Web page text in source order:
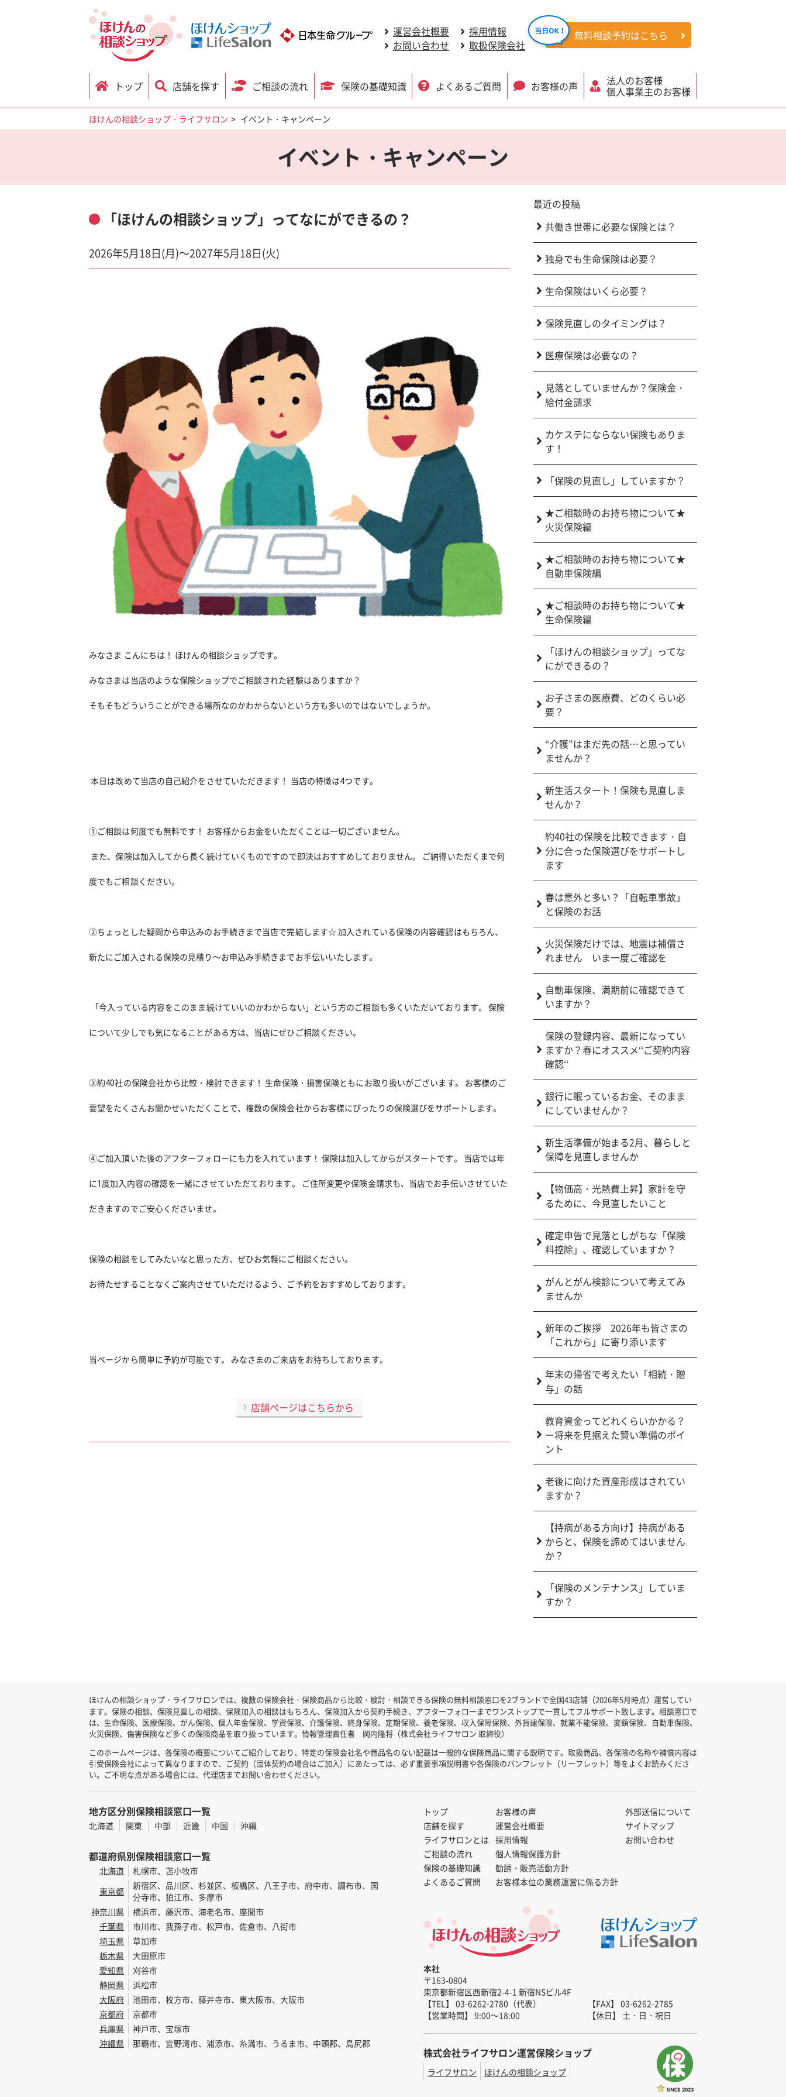
運営会社概要
採用情報
お問い合わせ
取扱保険会社
無料相談予約はこちら
トップ 店舗を探す ご相談の流れ 保険の基礎知識 よくあるご質問 お客様の声 法人のお客様
個人事業主のお客様
ほけんの相談ショップ・ライフサロン イベント・キャンペーン
イベント・キャンペーン
「ほけんの相談ショップ」ってなにができるの？
2026年5月18日(月)～2027年5月18日(火)
みなさま こんにちは！ ほけんの相談ショップです。
みなさまは当店のような保険ショップでご相談された経験はありますか？
そもそもどういうことができる場所なのかわからないという方も多いのではないでしょうか。
本日は改めて当店の自己紹介をさせていただきます！ 当店の特徴は4つです。
①ご相談は何度でも無料です！ お客様からお金をいただくことは一切ございません。
また、保険は加入してから長く続けていくものですので即決はおすすめしておりません。 ご納得いただくまで何
度でもご相談ください。
②ちょっとした疑問から申込みのお手続きまで当店で完結します☆ 加入されている保険の内容確認はもちろん、
新たにご加入される保険の見積り～お申込み手続きまでお手伝いいたします。
「今入っている内容をこのまま続けていいのかわからない」という方のご相談も多くいただいております。 保険
について少しでも気になることがある方は、当店にぜひご相談ください。
③約40社の保険会社から比較・検討できます！ 生命保険・損害保険ともにお取り扱いがございます。 お客様のご
要望をたくさんお聞かせいただくことで、複数の保険会社からお客様にぴったりの保険選びをサポートします。
④ご加入頂いた後のアフターフォローにも力を入れています！ 保険は加入してからがスタートです。 当店では年
に1度加入内容の確認を一緒にさせていただております。 ご住所変更や保険金請求も、当店でお手伝いさせていた
だきますのでご安心くださいませ。
保険の相談をしてみたいなと思った方、ぜひお気軽にご相談ください。
お待たせすることなくご案内させていただけるよう、ご予約をおすすめしております。
当ページから簡単に予約が可能です。 みなさまのご来店をお待ちしております。
店舗ページはこちらから
最近の投稿
共働き世帯に必要な保険とは？
独身でも生命保険は必要？
生命保険はいくら必要？
保険見直しのタイミングは？
医療保険は必要なの？
見落としていませんか？保険金・
給付金請求
カケステにならない保険もありま
す！
「保険の見直し」していますか？
★ご相談時のお持ち物について★
火災保険編
★ご相談時のお持ち物について★
自動車保険編
★ご相談時のお持ち物について★
生命保険編
「ほけんの相談ショップ」ってな
にができるの？
お子さまの医療費、どのくらい必
要？
“介護”はまだ先の話…と思ってい
ませんか？
新生活スタート！保険も見直しま
せんか？
約40社の保険を比較できます・自
分に合った保険選びをサポートし
ます
春は意外と多い？「自転車事故」
と保険のお話
火災保険だけでは、地震は補償さ
れません いま一度ご確認を
自動車保険、満期前に確認できて
いますか？
保険の登録内容、最新になってい
ますか？春にオススメ‘‘ご契約内容
確認‘‘
銀行に眠っているお金、そのまま
にしていませんか？
新生活準備が始まる2月、暮らしと
保障を見直しませんか
【物価高・光熱費上昇】家計を守
るために、今見直したいこと
確定申告で見落としがちな「保険
料控除」、確認していますか？
がんとがん検診について考えてみ
ませんか
新年のご挨拶 2026年も皆さまの
「これから」に寄り添います
年末の帰省で考えたい「相続・贈
与」の話
教育資金ってどれくらいかかる？
ー将来を見据えた賢い準備のポイ
ント
老後に向けた資産形成はされてい
ますか？
【持病がある方向け】持病がある
からと、保険を諦めてはいません
か？
「保険のメンテナンス」していま
すか？
ほけんの相談ショップ・ライフサロンでは、複数の保険会社・保険商品から比較・検討・相談できる保険の無料相談窓口を2ブランドで全国43店舗（2026年5月時点）運営してい
ます。保険の相談、保険見直しの相談、保険加入の相談はもちろん、保険加入から契約手続き、アフターフォローまでワンストップで一貫してフルサポート致します。相談窓口で
は、生命保険、医療保険、がん保険、個人年金保険、学資保険、介護保険、終身保険、定期保険、養老保険、収入保障保険、外貨建保険、就業不能保険、変額保険、自動車保険、
火災保険、傷害保険など多くの保険商品を取り扱っています。情報管理責任者 岡内隆将（株式会社ライフサロン 取締役）
このホームページは、各保険の概要についてご紹介しており、特定の保険会社名や商品名のない記載は一般的な保険商品に関する説明です。取扱商品、各保険の名称や補償内容は
引受保険会社によって異なりますので、ご契約（団体契約の場合はご加入）にあたっては、必ず重要事項説明書や各保険のパンフレット（リーフレット）等をよくお読みくださ
い。ご不明な点がある場合には、代理店までお問い合わせください。
地方区分別保険相談窓口一覧
北海道 関東 中部 近畿 中国 沖縄
都道府県別保険相談窓口一覧
北海道
札幌市、苫小牧市
東京都
新宿区、品川区、杉並区、板橋区、八王子市、府中市、調布市、国
分寺市、狛江市、多摩市
神奈川県
横浜市、藤沢市、海老名市、座間市
千葉県
市川市、我孫子市、松戸市、佐倉市、八街市
埼玉県
草加市
栃木県
大田原市
愛知県
刈谷市
静岡県
浜松市
大阪府
池田市、枚方市、藤井寺市、東大阪市、大阪市
京都府
京都市
兵庫県
神戸市、宝塚市
沖縄県
那覇市、宜野湾市、浦添市、糸満市、うるま市、中頭郡、島尻郡
トップ
店舗を探す
ライフサロンとは
ご相談の流れ
保険の基礎知識
よくあるご質問
お客様の声
運営会社概要
採用情報
個人情報保護方針
勧誘・販売活動方針
お客様本位の業務運営に係る方針
外部送信について
サイトマップ
お問い合わせ
本社
〒163-0804
東京都新宿区西新宿2-4-1 新宿NSビル4F
【TEL】 03-6262-2780（代表）
【FAX】 03-6262-2785
【営業時間】 9:00～18:00
【休日】 土・日・祝日
株式会社ライフサロン運営保険ショップ
ライフサロン ほけんの相談ショップ